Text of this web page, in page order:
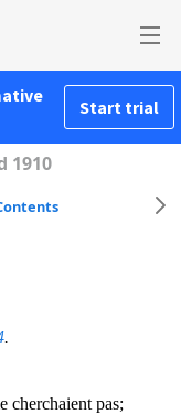
Start trial
1910
.
cherchaient pas;